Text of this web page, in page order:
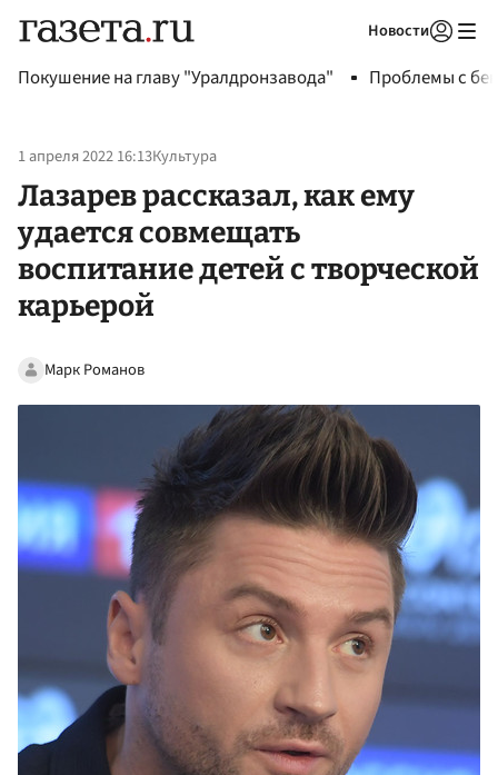
Новости
Покушение на главу "Уралдронзавода" Проблемы с
1 апреля 2022 16:13Культура
Лазарев рассказал, как ему
удается совмещать
воспитание детей с творческой
карьерой
Марк Романов